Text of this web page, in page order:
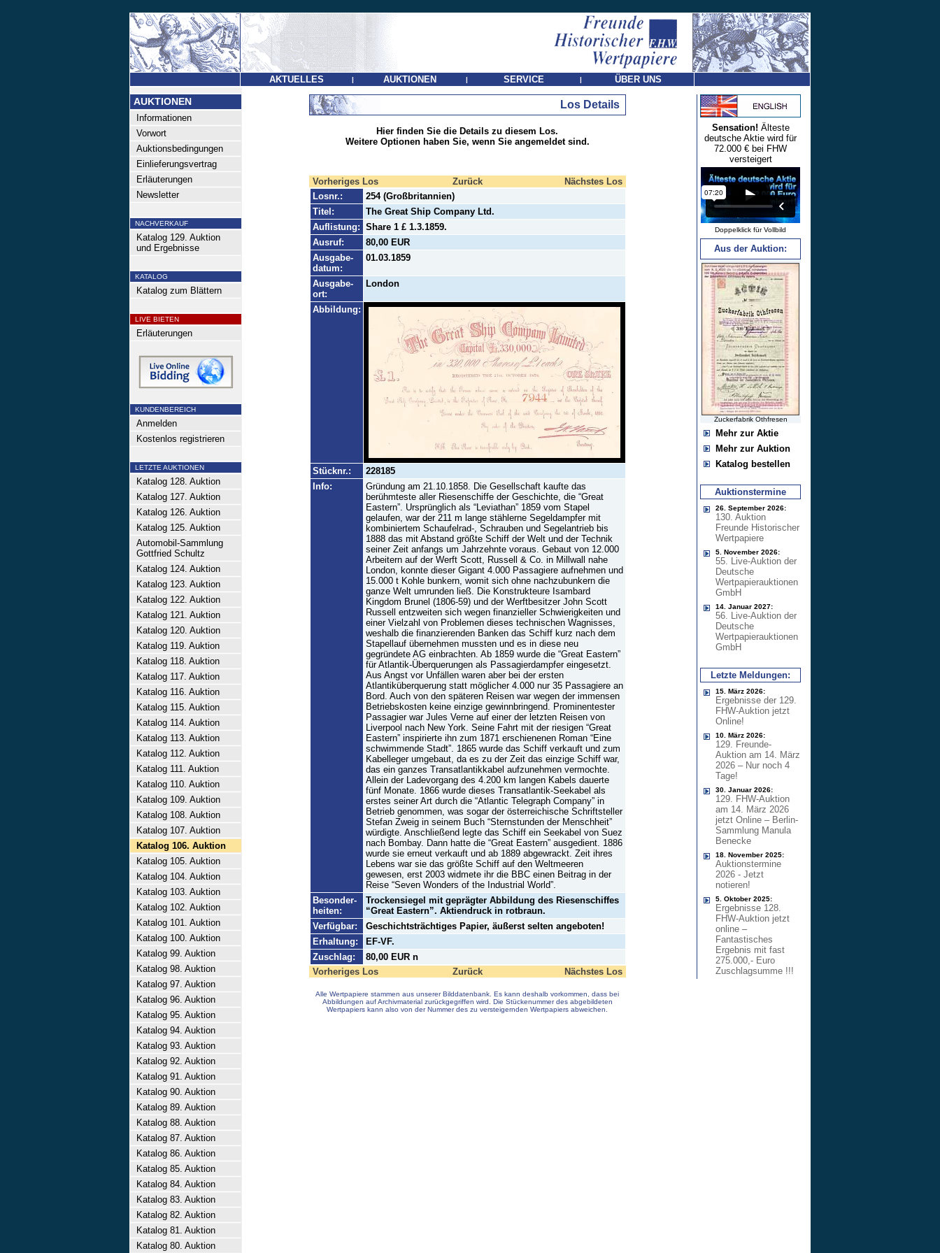
AKTUELLES | AUKTIONEN | SERVICE | ÜBER UNS
AUKTIONEN
Informationen
Vorwort
Auktionsbedingungen
Einlieferungsvertrag
Erläuterungen
Newsletter
NACHVERKAUF
Katalog 129. Auktion
und Ergebnisse
KATALOG
Katalog zum Blättern
LIVE BIETEN
Erläuterungen
KUNDENBEREICH
Anmelden
Kostenlos registrieren
LETZTE AUKTIONEN
Katalog 128. Auktion
Katalog 127. Auktion
Katalog 126. Auktion
Katalog 125. Auktion
Automobil-Sammlung
Gottfried Schultz
Katalog 124. Auktion
Katalog 123. Auktion
Katalog 122. Auktion
Katalog 121. Auktion
Katalog 120. Auktion
Katalog 119. Auktion
Katalog 118. Auktion
Katalog 117. Auktion
Katalog 116. Auktion
Katalog 115. Auktion
Katalog 114. Auktion
Katalog 113. Auktion
Katalog 112. Auktion
Katalog 111. Auktion
Katalog 110. Auktion
Katalog 109. Auktion
Katalog 108. Auktion
Katalog 107. Auktion
Katalog 106. Auktion
Katalog 105. Auktion
Katalog 104. Auktion
Katalog 103. Auktion
Katalog 102. Auktion
Katalog 101. Auktion
Katalog 100. Auktion
Katalog 99. Auktion
Katalog 98. Auktion
Katalog 97. Auktion
Katalog 96. Auktion
Katalog 95. Auktion
Katalog 94. Auktion
Katalog 93. Auktion
Katalog 92. Auktion
Katalog 91. Auktion
Katalog 90. Auktion
Katalog 89. Auktion
Katalog 88. Auktion
Katalog 87. Auktion
Katalog 86. Auktion
Katalog 85. Auktion
Katalog 84. Auktion
Katalog 83. Auktion
Katalog 82. Auktion
Katalog 81. Auktion
Katalog 80. Auktion
Los Details
Hier finden Sie die Details zu diesem Los.
Weitere Optionen haben Sie, wenn Sie angemeldet sind.
Vorheriges Los Zurück
Nächstes Los
Losnr.:
254 (Großbritannien)
Titel:
The Great Ship Company Ltd.
Auflistung: Share 1 £ 1.3.1859.
Ausruf:
80,00 EUR
Ausgabe-
datum:
01.03.1859
Ausgabe-
ort:
London
Abbildung:
Stücknr.:
228185
Info:
Gründung am 21.10.1858. Die Gesellschaft kaufte das
berühmteste aller Riesenschiffe der Geschichte, die “Great
Eastern”. Ursprünglich als “Leviathan” 1859 vom Stapel
gelaufen, war der 211 m lange stählerne Segeldampfer mit
kombiniertem Schaufelrad-, Schrauben und Segelantrieb bis
1888 das mit Abstand größte Schiff der Welt und der Technik
seiner Zeit anfangs um Jahrzehnte voraus. Gebaut von 12.000
Arbeitern auf der Werft Scott, Russell & Co. in Millwall nahe
London, konnte dieser Gigant 4.000 Passagiere aufnehmen und
15.000 t Kohle bunkern, womit sich ohne nachzubunkern die
ganze Welt umrunden ließ. Die Konstrukteure Isambard
Kingdom Brunel (1806-59) und der Werftbesitzer John Scott
Russell entzweiten sich wegen finanzieller Schwierigkeiten und
einer Vielzahl von Problemen dieses technischen Wagnisses,
weshalb die finanzierenden Banken das Schiff kurz nach dem
Stapellauf übernehmen mussten und es in diese neu
gegründete AG einbrachten. Ab 1859 wurde die “Great Eastern”
für Atlantik-Überquerungen als Passagierdampfer eingesetzt.
Aus Angst vor Unfällen waren aber bei der ersten
Atlantiküberquerung statt möglicher 4.000 nur 35 Passagiere an
Bord. Auch von den späteren Reisen war wegen der immensen
Betriebskosten keine einzige gewinnbringend. Prominentester
Passagier war Jules Verne auf einer der letzten Reisen von
Liverpool nach New York. Seine Fahrt mit der riesigen “Great
Eastern” inspirierte ihn zum 1871 erschienenen Roman “Eine
schwimmende Stadt”. 1865 wurde das Schiff verkauft und zum
Kabelleger umgebaut, da es zu der Zeit das einzige Schiff war,
das ein ganzes Transatlantikkabel aufzunehmen vermochte.
Allein der Ladevorgang des 4.200 km langen Kabels dauerte
fünf Monate. 1866 wurde dieses Transatlantik-Seekabel als
erstes seiner Art durch die “Atlantic Telegraph Company” in
Betrieb genommen, was sogar der österreichische Schriftsteller
Stefan Zweig in seinem Buch “Sternstunden der Menschheit”
würdigte. Anschließend legte das Schiff ein Seekabel von Suez
nach Bombay. Dann hatte die “Great Eastern” ausgedient. 1886
wurde sie erneut verkauft und ab 1889 abgewrackt. Zeit ihres
Lebens war sie das größte Schiff auf den Weltmeeren
gewesen, erst 2003 widmete ihr die BBC einen Beitrag in der
Reise “Seven Wonders of the Industrial World”.
Besonder-
heiten:
Trockensiegel mit geprägter Abbildung des Riesenschiffes
“Great Eastern”. Aktiendruck in rotbraun.
Verfügbar:
Geschichtsträchtiges Papier, äußerst selten angeboten!
Erhaltung:
EF-VF.
Zuschlag:
80,00 EUR n
Vorheriges Los
Zurück Nächstes Los
Alle Wertpapiere stammen aus unserer Bilddatenbank. Es kann deshalb vorkommen, dass bei
Abbildungen auf Archivmaterial zurückgegriffen wird. Die Stückenummer des abgebildeten
Wertpapiers kann also von der Nummer des zu versteigernden Wertpapiers abweichen.
Sensation! Älteste
deutsche Aktie wird für
72.000 € bei FHW
versteigert
Doppelklick für Vollbild
Aus der Auktion:
Zuckerfabrik Othfresen
Mehr zur Aktie
Mehr zur Auktion
Katalog bestellen
Auktionstermine
26. September 2026:
130. Auktion
Freunde Historischer
Wertpapiere
5. November 2026:
55. Live-Auktion der
Deutsche
Wertpapierauktionen
GmbH
14. Januar 2027:
56. Live-Auktion der
Deutsche
Wertpapierauktionen
GmbH
Letzte Meldungen:
15. März 2026:
Ergebnisse der 129.
FHW-Auktion jetzt
Online!
10. März 2026:
129. Freunde-
Auktion am 14. März
2026 – Nur noch 4
Tage!
30. Januar 2026:
129. FHW-Auktion
am 14. März 2026
jetzt Online – Berlin-
Sammlung Manula
Benecke
18. November 2025:
Auktionstermine
2026 - Jetzt
notieren!
5. Oktober 2025:
Ergebnisse 128.
FHW-Auktion jetzt
online –
Fantastisches
Ergebnis mit fast
275.000,- Euro
Zuschlagsumme !!!